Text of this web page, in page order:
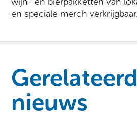
en speciale merch verkrijgbaar.
Gerelateerd
nieuws